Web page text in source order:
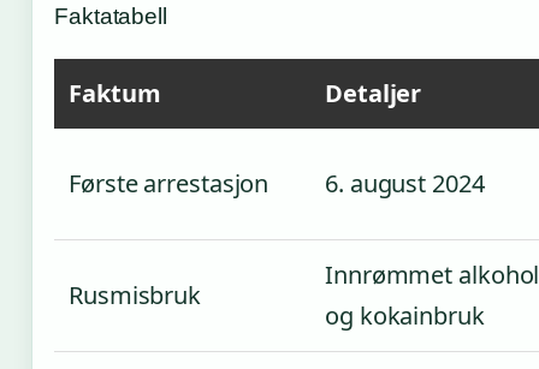
Faktatabell
Faktum Detaljer
Første arrestasjon 6. august 2024
Rusmisbruk
Innrømmet
og kokainbruk